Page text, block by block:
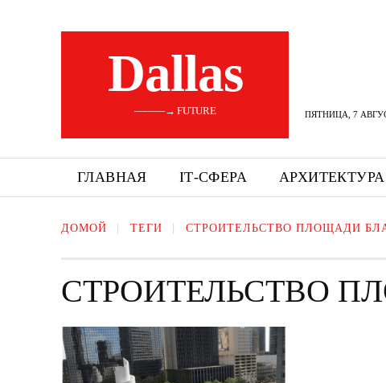
Dallas
———→ FUTURE ПЯТНИЦА, 7
ГЛАВНАЯ ІТ-СФЕРА АРХИТЕКТУРА
ДОМОЙ ТЕГИ СТРОИТЕЛЬСТВО ПЛОЩАДИ
СТРОИТЕЛЬСТВО